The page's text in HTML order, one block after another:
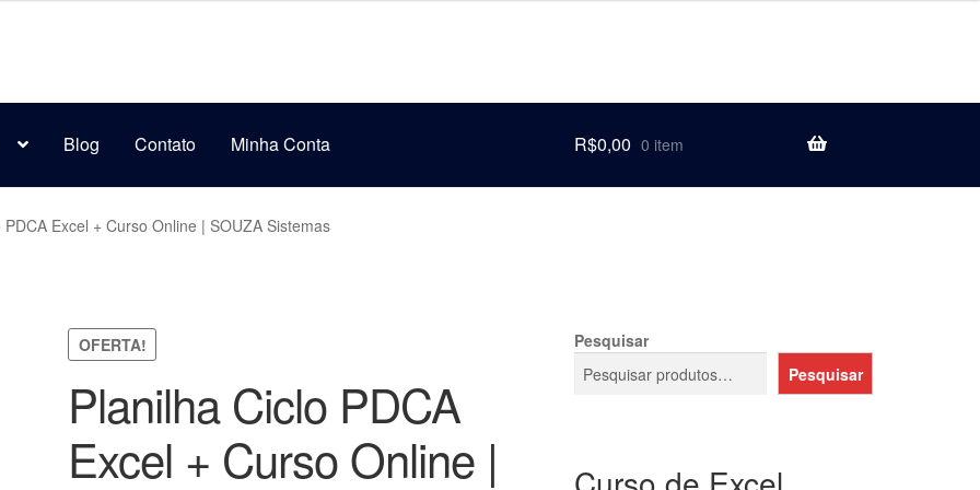
Blog Contato Minha Conta R$0,00 0 item
PDCA Excel + Curso Online | SOUZA Sistemas
OFERTA!
Planilha Ciclo PDCA
Excel + Curso Online |
Pesquisar
Pesquisar